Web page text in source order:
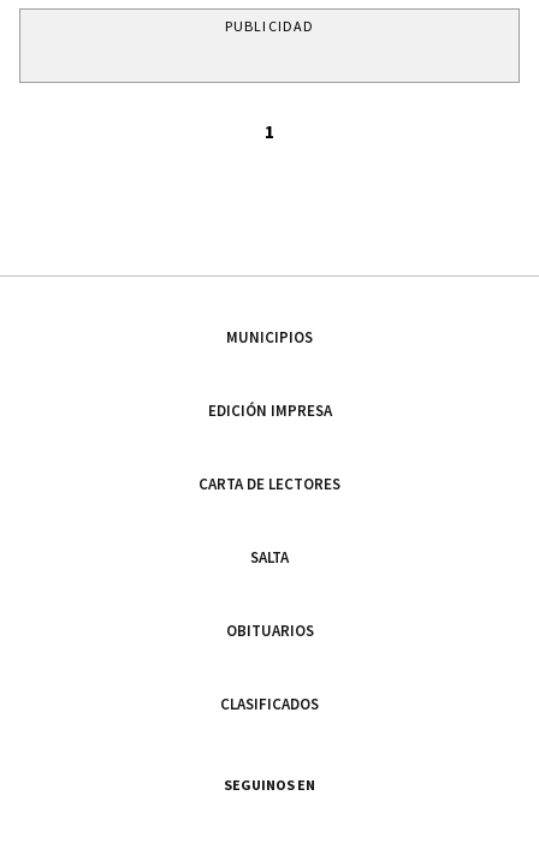
PUBLICIDAD
1
MUNICIPIOS
EDICIÓN IMPRESA
CARTA DE LECTORES
SALTA
OBITUARIOS
CLASIFICADOS
SEGUINOS EN